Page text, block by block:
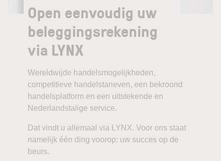
Open eenvoudig uw
beleggingsrekening
via LYNX
Wereldwijde handelsmogelijkheden,
competitieve handelstarieven, een bekroond
handelsplatform en een uitstekende en
Nederlandstalige service.
Dat vindt u allemaal via LYNX. Voor ons staat
namelijk één ding voorop: uw succes op de
beurs.